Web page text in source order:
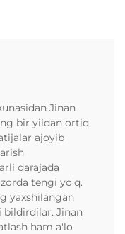
Jinan
bir yildan ortiq
ajoyib
darajada
tengi yo'q.
yaxshilangan
Jinan
ham a'lo